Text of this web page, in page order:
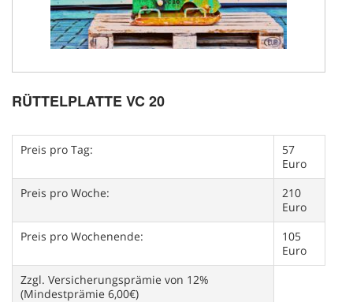
RÜTTELPLATTE VC 20
Preis pro Tag:
57
Euro
Preis pro Woche:
210
Euro
Preis pro Wochenende:
105
Euro
Zzgl. Versicherungsprämie von 12%
(Mindestprämie 6,00€)